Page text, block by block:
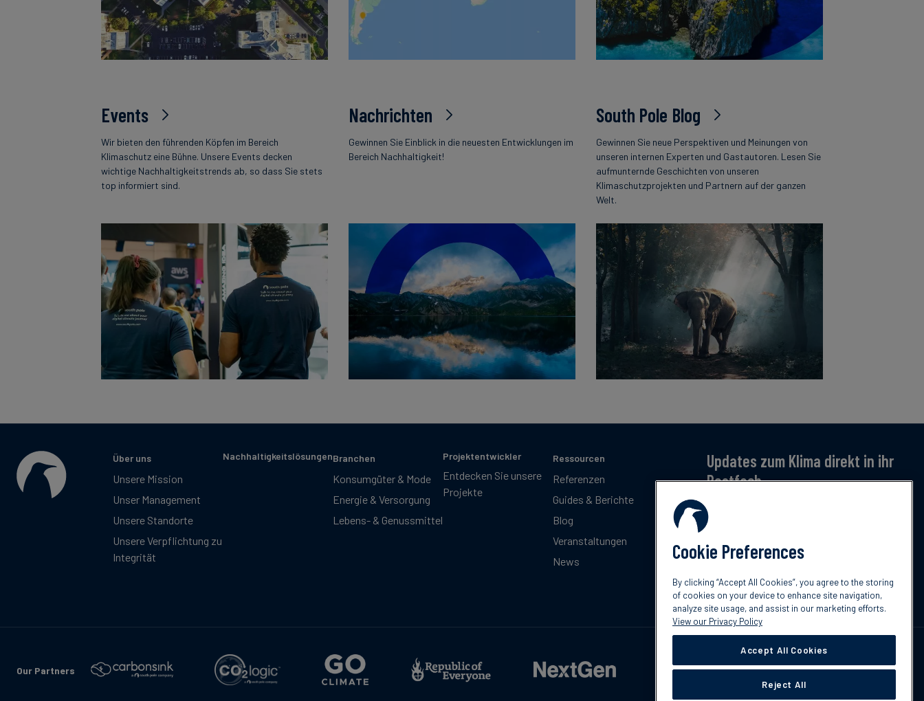
Events
Wir bieten den führenden Köpfen im Bereich
Klimaschutz eine Bühne. Unsere Events decken
wichtige Nachhaltigkeitstrends ab, so dass Sie stets
top informiert sind.
Nachrichten
Gewinnen Sie Einblick in die neuesten Entwicklungen im
Bereich Nachhaltigkeit!
South Pole Blog
Gewinnen Sie neue Perspektiven und Meinungen von
unseren internen Experten und Gastautoren. Lesen Sie
aufmunternde Geschichten von unseren
Klimaschutzprojekten und Partnern auf der ganzen
Welt.
Über uns
Unsere Mission
Unser Management
Unsere Standorte
Unsere Verpflichtung zu
Integrität
NachhaltigkeitslösungenBranchen
Konsumgüter & Mode
Energie & Versorgung
Lebens- & Genussmittel
Projektentwickler
Entdecken Sie unsere
Projekte
Ressourcen
Referenzen
Guides & Berichte
Blog
Veranstaltungen
News
Updates zum Klima direkt in ihr
Postfach
Jetzt anmelden – für monatliche Updates zu
Klimatrends, Regulierung und Innovation.
Jetzt abonnieren
Our Partners
Cookie Preferences
By clicking “Accept All Cookies”, you agree to the storing
of cookies on your device to enhance site navigation,
analyze site usage, and assist in our marketing efforts.
View our Privacy Policy
Accept All Cookies
Reject All